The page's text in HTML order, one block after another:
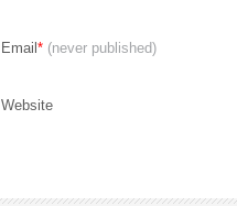
Email * (never published)
Website